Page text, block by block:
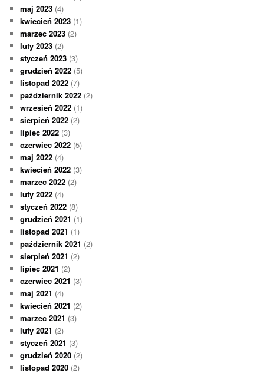
maj 2023 (4)
kwiecień 2023 (1)
marzec 2023 (2)
luty 2023 (2)
styczeń 2023 (3)
grudzień 2022 (5)
listopad 2022 (7)
październik 2022 (2)
wrzesień 2022 (1)
sierpień 2022 (2)
lipiec 2022 (3)
czerwiec 2022 (5)
maj 2022 (4)
kwiecień 2022 (3)
marzec 2022 (2)
luty 2022 (4)
styczeń 2022 (8)
grudzień 2021 (1)
listopad 2021 (1)
październik 2021 (2)
sierpień 2021 (2)
lipiec 2021 (2)
czerwiec 2021 (3)
maj 2021 (4)
kwiecień 2021 (2)
marzec 2021 (3)
luty 2021 (2)
styczeń 2021 (3)
grudzień 2020 (2)
listopad 2020 (2)